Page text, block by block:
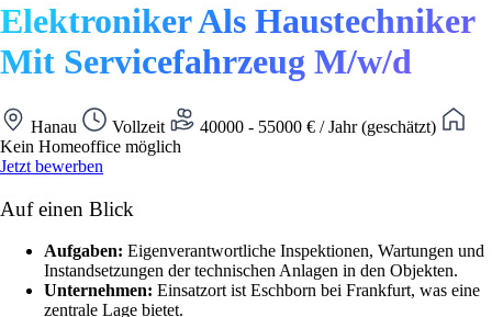
Elektroniker Als Haustechniker
Mit Servicefahrzeug M/w/d
Hanau Vollzeit
40000 - 55000 € / Jahr (geschätzt)
Kein Homeoffice möglich
Jetzt bewerben
Auf einen Blick
Aufgaben: Eigenverantwortliche Inspektionen, Wartungen und
Instandsetzungen der technischen Anlagen in den Objekten.
Unternehmen: Einsatzort ist Eschborn bei Frankfurt, was eine
zentrale Lage bietet.